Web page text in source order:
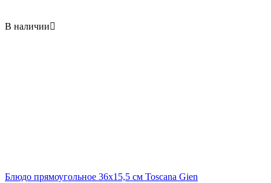
В наличии
Блюдо прямоугольное 36x15,5 см Toscana Gien